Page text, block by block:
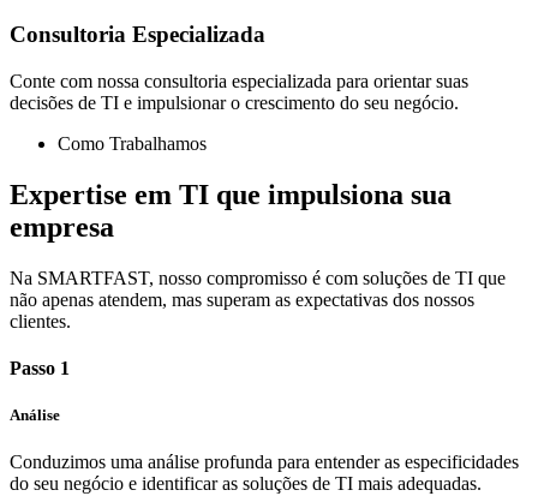
Consultoria Especializada
Conte com nossa consultoria especializada para orientar suas
decisões de TI e impulsionar o crescimento do seu negócio.
Como Trabalhamos
Expertise em TI que impulsiona sua
empresa
Na SMARTFAST, nosso compromisso é com soluções de TI que
não apenas atendem, mas superam as expectativas dos nossos
clientes.
Passo 1
Análise
Conduzimos uma análise profunda para entender as especificidades
do seu negócio e identificar as soluções de TI mais adequadas.